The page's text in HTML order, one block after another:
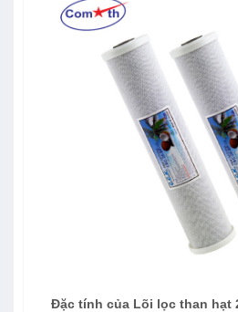
Đặc tính của Lõi lọc than hạt